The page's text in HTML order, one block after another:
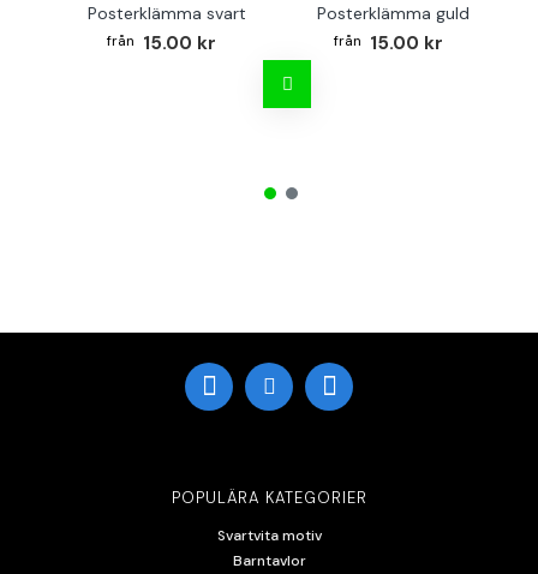
Posterklämma svart
15.00 kr
Posterklämma guld
15.00 kr
POPULÄRA KATEGORIER
Svartvita motiv
Barntavlor